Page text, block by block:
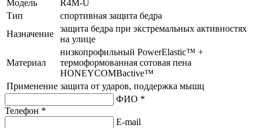
Модель
R4M-U
Тип
спортивная защита бедра
Назначение
защита бедра при экстремальных активностях
на улице
Материал
низкопрофильный PowerElastic™ +
термоформованная сотовая пена
HONEYCOMBactive™
Применение защита от ударов, поддержка мышц
ФИО *
Телефон *
E-mail